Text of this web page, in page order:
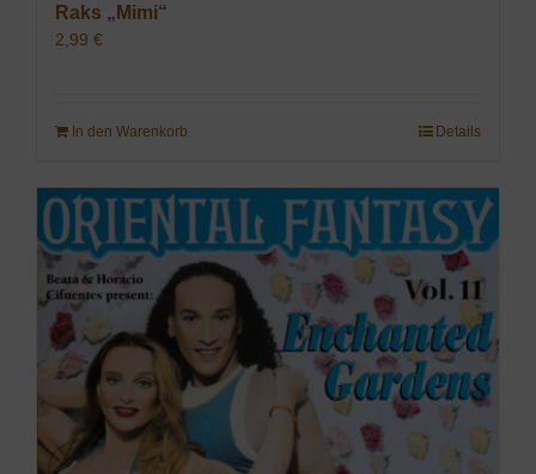
Raks „Mimi“
2,99 €
In den Warenkorb Details